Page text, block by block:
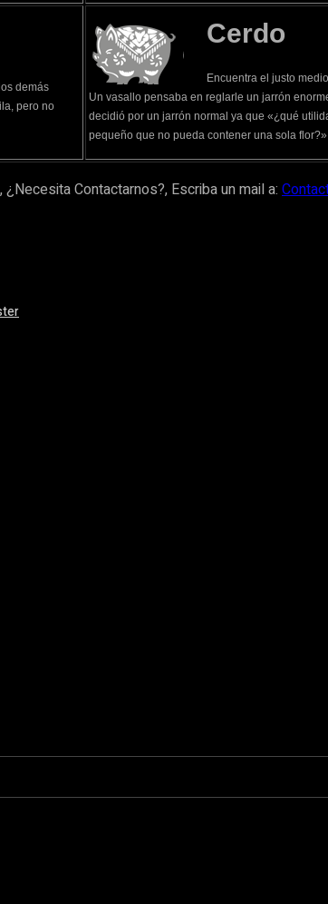
demás
pero no
Cerdo
Encuentra el justo
Un vasallo pensaba en reglarle un jarrón
decidió por un jarrón normal ya que «¿qué
pequeño que no pueda contener una sola flor?»
Contactarnos?, Escriba un mail a: